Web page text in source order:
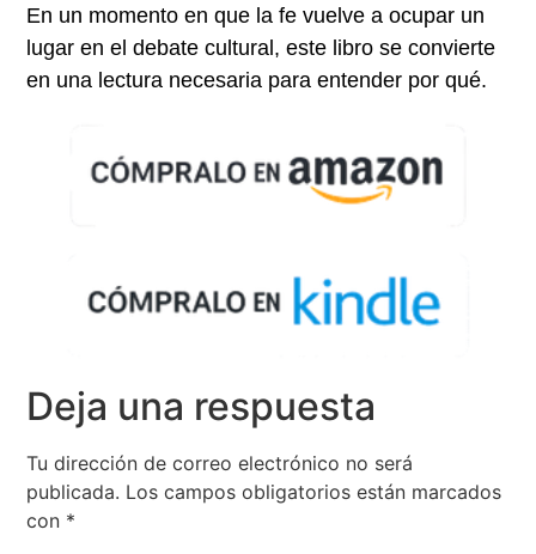
En un momento en que la fe vuelve a ocupar un
lugar en el debate cultural, este libro se convierte
en una lectura necesaria para entender por qué.
Deja una respuesta
Tu dirección de correo electrónico no será
publicada. Los campos obligatorios están marcados
con *